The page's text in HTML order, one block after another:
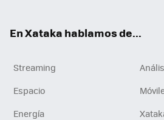
En Xataka hablamos de...
Streaming
Espacio
Energía